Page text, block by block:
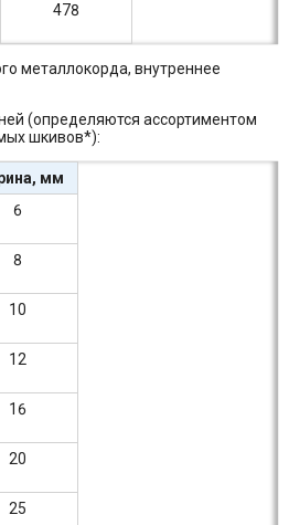
478
металлокорда, внутреннее
(определяются ассортиментом
шкивов*):
мм
6
8
10
12
16
20
25